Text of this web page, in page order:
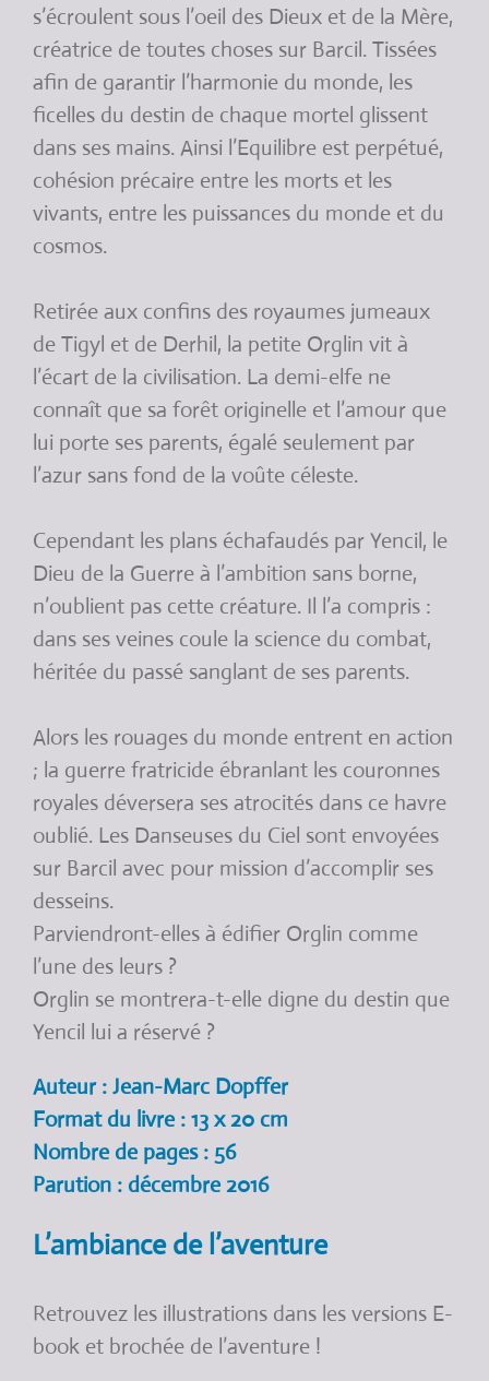
s’écroulent sous l’oeil des Dieux et de la Mère,
créatrice de toutes choses sur Barcil. Tissées
afin de garantir l’harmonie du monde, les
ficelles du destin de chaque mortel glissent
dans ses mains. Ainsi l’Equilibre est perpétué,
cohésion précaire entre les morts et les
vivants, entre les puissances du monde et du
cosmos.
Retirée aux confins des royaumes jumeaux
de Tigyl et de Derhil, la petite Orglin vit à
l’écart de la civilisation. La demi-elfe ne
connaît que sa forêt originelle et l’amour que
lui porte ses parents, égalé seulement par
l’azur sans fond de la voûte céleste.
Cependant les plans échafaudés par Yencil, le
Dieu de la Guerre à l’ambition sans borne,
n’oublient pas cette créature. Il l’a compris :
dans ses veines coule la science du combat,
héritée du passé sanglant de ses parents.
Alors les rouages du monde entrent en action
; la guerre fratricide ébranlant les couronnes
royales déversera ses atrocités dans ce havre
oublié. Les Danseuses du Ciel sont envoyées
sur Barcil avec pour mission d’accomplir ses
desseins.
Parviendront-elles à édifier Orglin comme
l’une des leurs ?
Orglin se montrera-t-elle digne du destin que
Yencil lui a réservé ?
Auteur : Jean-Marc Dopffer
Format du livre : 13 x 20 cm
Nombre de pages : 56
Parution : décembre 2016
L’ambiance de l’aventure
Retrouvez les illustrations dans les versions E-
book et brochée de l’aventure !